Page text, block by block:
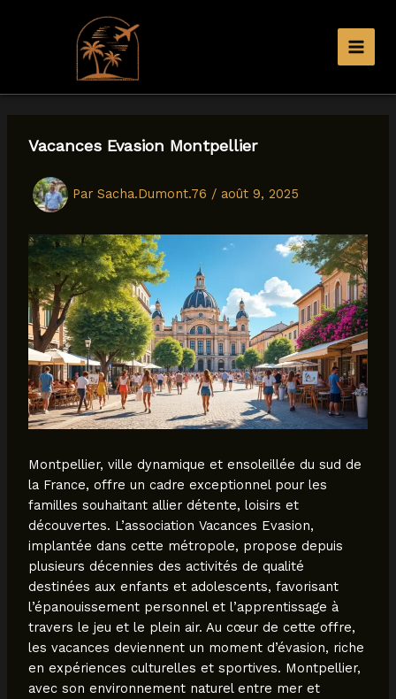
Aller
contenuVacances Evasion Montpellier
Par Sacha.Dumont.76 / août 9, 2025
Montpellier, ville dynamique et ensoleillée du sud de
la France, offre un cadre exceptionnel pour les
familles souhaitant allier détente, loisirs et
découvertes. L’association Vacances Evasion,
implantée dans cette métropole, propose depuis
plusieurs décennies des activités de qualité
destinées aux enfants et adolescents, favorisant
l’épanouissement personnel et l’apprentissage à
travers le jeu et le plein air. Au cœur de cette offre,
les vacances deviennent un moment d’évasion, riche
en expériences culturelles et sportives. Montpellier,
avec son environnement naturel entre mer et